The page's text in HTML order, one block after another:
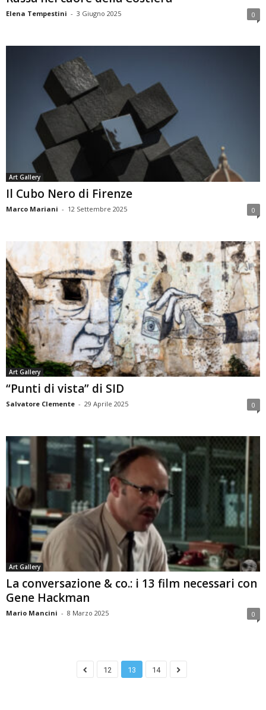
Elena Tempestini - 3 Giugno 2025 0
Art Gallery
Il Cubo Nero di Firenze
Marco Mariani - 12 Settembre 2025 0
Art Gallery
“Punti di vista” di SID
Salvatore Clemente - 29 Aprile 2025 0
Art Gallery
La conversazione & co.: i 13 film necessari con
Gene Hackman
Mario Mancini - 8 Marzo 2025 0
12 13 14